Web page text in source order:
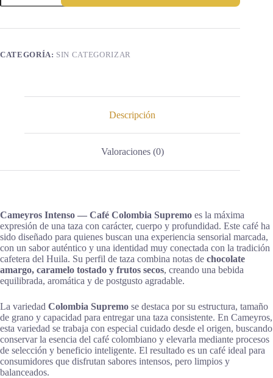
—
Colombia
CATEGORÍA: SIN CATEGORIZAR
Descripción
Valoraciones (0)
Cameyros Intenso — Café Colombia Supremo es la máxima
expresión de una taza con carácter, cuerpo y profundidad. Este café ha
sido diseñado para quienes buscan una experiencia sensorial marcada,
con un sabor auténtico y una identidad muy conectada con la tradición
cafetera del Huila. Su perfil de taza combina notas de chocolate
amargo, caramelo tostado y frutos secos, creando una bebida
equilibrada, aromática y de postgusto agradable.
La variedad Colombia Supremo se destaca por su estructura, tamaño
de grano y capacidad para entregar una taza consistente. En Cameyros,
esta variedad se trabaja con especial cuidado desde el origen, buscando
conservar la esencia del café colombiano y elevarla mediante procesos
de selección y beneficio inteligente. El resultado es un café ideal para
consumidores que disfrutan sabores intensos, pero limpios y
balanceados.